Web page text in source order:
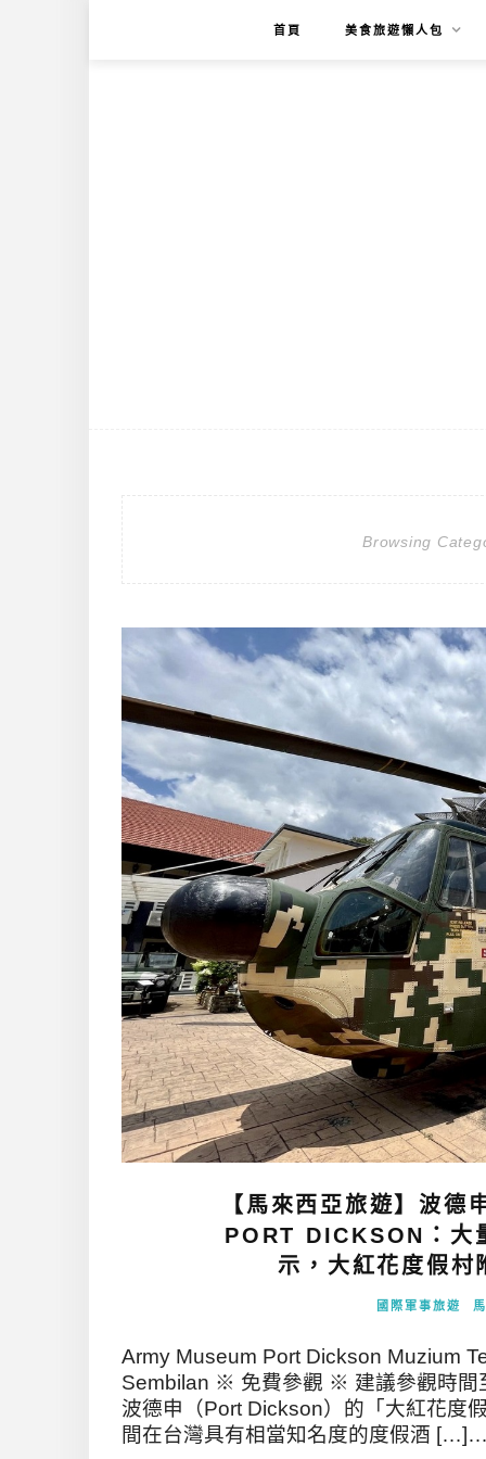
首頁 美食旅遊懶人包
Browsing
【馬來西亞旅遊】波
PORT DICKSON：大
示，大紅花度假
國際軍事旅遊
Army Museum Port Dickson Muzium
Sembilan ※ 免費參觀 ※ 建議參觀時間
波德申（Port Dickson）的「大紅花度
間在台灣具有相當知名度的度假酒